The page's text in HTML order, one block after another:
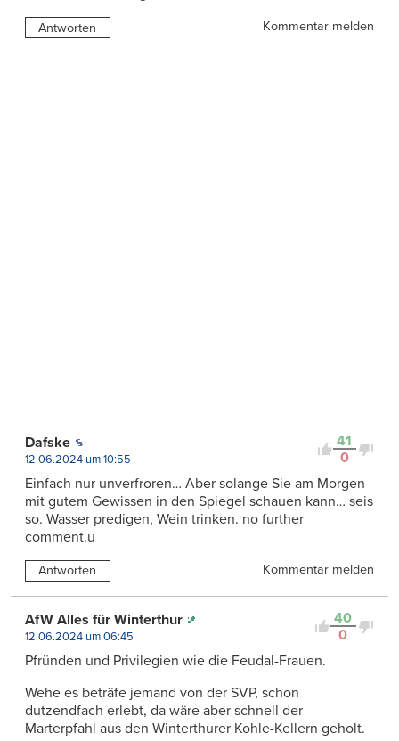
Antworten Kommentar melden
41
0
Dafske
12.06.2024 um 10:55
Einfach nur unverfroren… Aber solange Sie am Morgen
mit gutem Gewissen in den Spiegel schauen kann… seis
so. Wasser predigen, Wein trinken. no further
comment.u
Antworten Kommentar melden
40
0
AfW Alles für Winterthur
12.06.2024 um 06:45
Pfründen und Privilegien wie die Feudal-Frauen.
Wehe es beträfe jemand von der SVP, schon
dutzendfach erlebt, da wäre aber schnell der
Marterpfahl aus den Winterthurer Kohle-Kellern geholt.